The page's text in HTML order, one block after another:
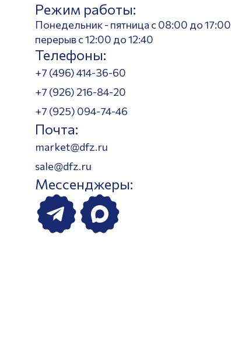
Режим работы:
Понедельник - пятница с 08:00 до 17:00
перерыв с 12:00 до 12:40
Телефоны:
+7 (496) 414-36-60
+7 (926) 216-84-20
+7 (925) 094-74-46
Почта:
market@dfz.ru
sale@dfz.ru
Мессенджеры: